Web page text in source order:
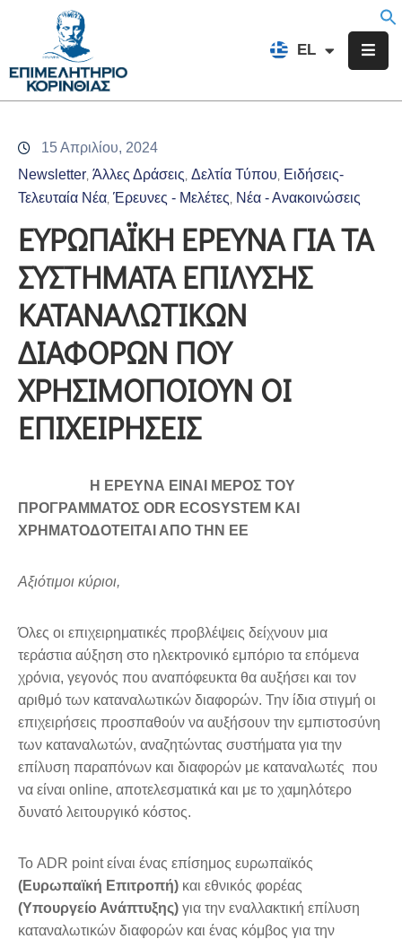
EL
FR
Επιμελητήριο
Υπηρεσίες
Προγράμματα
Δράσεις
Εκδηλώσεις
Επικοινωνία
15 Απριλίου, 2024
Newsletter Άλλες Δράσεις Δελτία Τύπου Ειδήσεις-
Τελευταία Νέα Έρευνες - Μελέτες Νέα - Ανακοινώσεις
ΕΥΡΩΠΑΪΚΗ ΕΡΕΥΝΑ ΓΙΑ ΤΑ
ΣΥΣΤΗΜΑΤΑ ΕΠΙΛΥΣΗΣ
ΚΑΤΑΝΑΛΩΤΙΚΩΝ
ΔΙΑΦΟΡΩΝ ΠΟΥ
ΧΡΗΣΙΜΟΠΟΙΟΥΝ ΟΙ
ΕΠΙΧΕΙΡΗΣΕΙΣ
Η ΕΡΕΥΝΑ ΕΙΝΑΙ ΜΕΡΟΣ ΤΟΥ
ΠΡΟΓΡΑΜΜΑΤΟΣ ODR ECOSYSTEM ΚΑΙ
ΧΡΗΜΑΤΟΔΟΤΕΙΤΑΙ ΑΠΟ ΤΗΝ ΕΕ
Αξιότιμοι κύριοι,
Όλες οι επιχειρηματικές προβλέψεις δείχνουν μια
τεράστια αύξηση στο ηλεκτρονικό εμπόριο τα επόμενα
χρόνια, γεγονός που αναπόφευκτα θα αυξήσει και τον
αριθμό των καταναλωτικών διαφορών. Την ίδια στιγμή οι
επιχειρήσεις προσπαθούν να αυξήσουν την εμπιστοσύνη
των καταναλωτών, αναζητώντας συστήματα για την
επίλυση παραπόνων και διαφορών με καταναλωτές που
να είναι online, αποτελεσματικά και με το χαμηλότερο
δυνατό λειτουργικό κόστος.
Το ADR point είναι ένας επίσημος ευρωπαϊκός
(Ευρωπαϊκή Επιτροπή) και εθνικός φορέας
(Υπουργείο Ανάπτυξης) για την εναλλακτική επίλυση
καταναλωτικών διαφορών και ένας κόμβος για την